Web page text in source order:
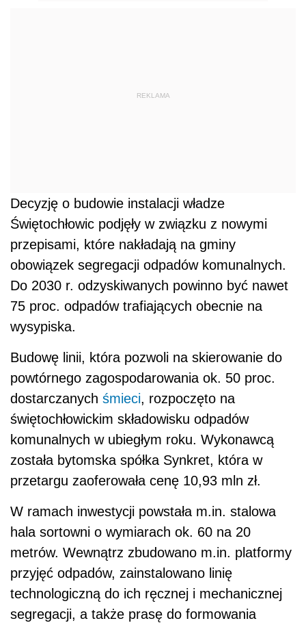
REKLAMA
Decyzję o budowie instalacji władze
Świętochłowic podjęły w związku z nowymi
przepisami, które nakładają na gminy
obowiązek segregacji odpadów komunalnych.
Do 2030 r. odzyskiwanych powinno być nawet
75 proc. odpadów trafiających obecnie na
wysypiska.
Budowę linii, która pozwoli na skierowanie do
powtórnego zagospodarowania ok. 50 proc.
dostarczanych śmieci, rozpoczęto na
świętochłowickim składowisku odpadów
komunalnych w ubiegłym roku. Wykonawcą
została bytomska spółka Synkret, która w
przetargu zaoferowała cenę 10,93 mln zł.
W ramach inwestycji powstała m.in. stalowa
hala sortowni o wymiarach ok. 60 na 20
metrów. Wewnątrz zbudowano m.in. platformy
przyjęć odpadów, zainstalowano linię
technologiczną do ich ręcznej i mechanicznej
segregacji, a także prasę do formowania